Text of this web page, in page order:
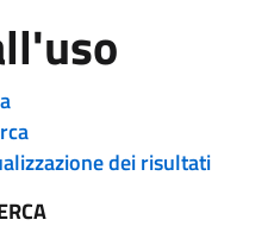
dei risultati